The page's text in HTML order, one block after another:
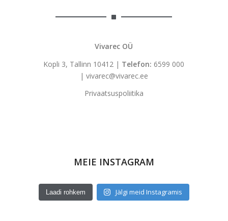
Vivarec OÜ
Kopli 3, Tallinn 10412 | Telefon: 6599 000
| vivarec@vivarec.ee
Privaatsuspoliitika
MEIE INSTAGRAM
Laadi rohkem Jälgi meid Instagramis